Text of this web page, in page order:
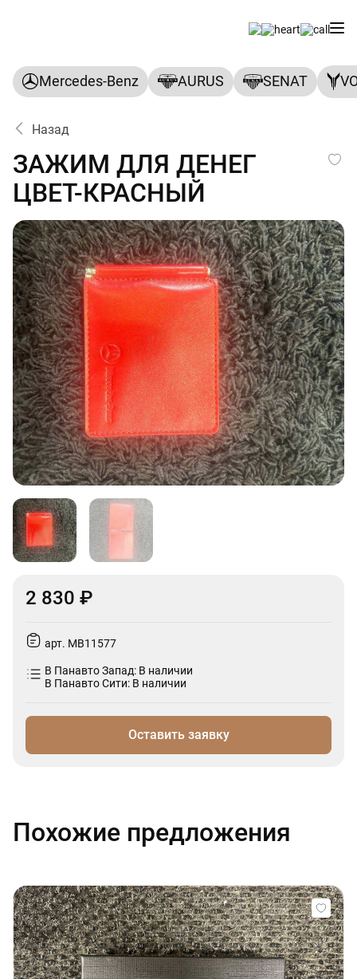
Mercedes-Benz AURUS SENAT
Назад
ЗАЖИМ ДЛЯ ДЕНЕГ ЦВЕТ-
ЗАЖИМ ДЛЯ ДЕНЕГ
ЦВЕТ-КРАСНЫЙ
2 830 ₽
арт. MB11577
В Панавто Запад: В наличии
В Панавто Сити: В наличии
Оставить заявку
Похожие предложения